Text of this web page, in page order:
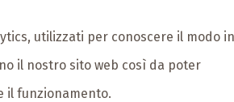
utilizzati per conoscere il modo in
il nostro sito web così da poter
il funzionamento.